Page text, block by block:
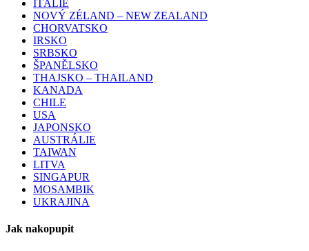
ITÁLIE
NOVÝ ZÉLAND – NEW ZEALAND
CHORVATSKO
IRSKO
SRBSKO
ŠPANĚLSKO
THAJSKO – THAILAND
KANADA
CHILE
USA
JAPONSKO
AUSTRÁLIE
TAIWAN
LITVA
SINGAPUR
MOSAMBIK
UKRAJINA
Jak nakopupit